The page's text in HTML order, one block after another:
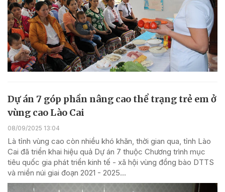
Dự án 7 góp phần nâng cao thể trạng trẻ em ở
vùng cao Lào Cai
08/09/2025 13:04
Là tỉnh vùng cao còn nhiều khó khăn, thời gian qua, tỉnh Lào
Cai đã triển khai hiệu quả Dự án 7 thuộc Chương trình mục
tiêu quốc gia phát triển kinh tế - xã hội vùng đồng bào DTTS
và miền núi giai đoạn 2021 - 2025...